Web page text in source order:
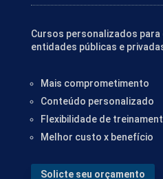
Cursos personalizados
entidades públicas e
Mais comprometimento
Conteúdo personalizado
Flexibilidade de
Melhor custo x benefício
Solicte seu orçamento